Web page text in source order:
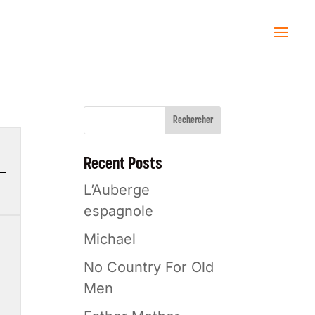
Rechercher
Recent Posts
L’Auberge
espagnole
Michael
No Country For Old
Men